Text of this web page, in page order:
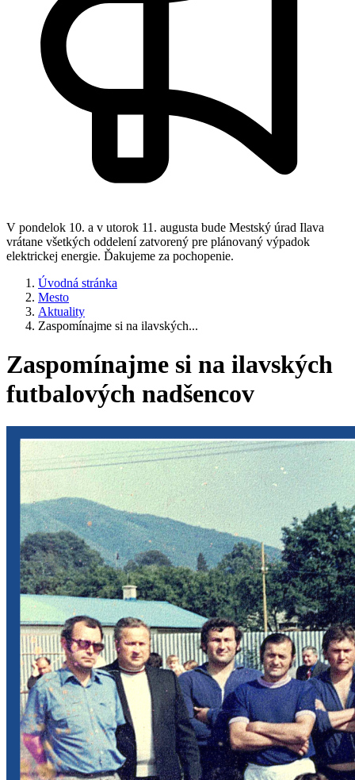
V pondelok 10. a v utorok 11. augusta bude Mestský úrad Ilava
vrátane všetkých oddelení zatvorený pre plánovaný výpadok
elektrickej energie. Ďakujeme za pochopenie.
Úvodná stránka
Mesto
Aktuality
Zaspomínajme si na ilavských...
Zaspomínajme si na ilavských
futbalových nadšencov